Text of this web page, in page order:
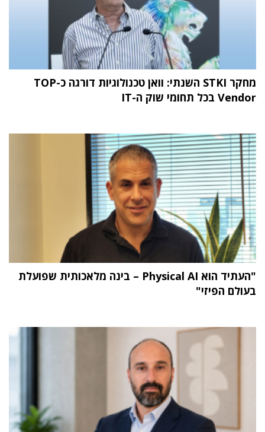
מחקר STKI השנתי: וואן טכנולוגיות דורגה כ-TOP
Vendor בכל תחומי שוק ה-IT
"העתיד הוא Physical AI – בינה מלאכותית שפועלת
בעולם הפיזי"